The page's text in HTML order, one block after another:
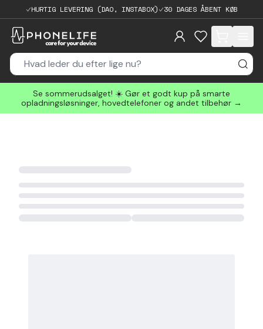
HURTIG LEVERING (DAO, INSTABOX) 30 DAGES ÅBENT KØB
items in cart,
Se sommerudsalget! ☀️ Gør et godt kup på smarte
opladningsløsninger, hovedtelefoner og andet tilbehør →